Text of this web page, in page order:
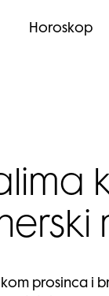
Horoskop
prosinca i